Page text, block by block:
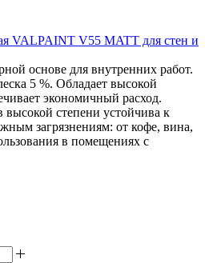
VALPAINT V55 MATT для стен и
основе для внутренних работ.
5 %. Обладает высокой
экономичный расход.
степени устойчива к
загрязнениям: от кофе, вина,
в помещениях с